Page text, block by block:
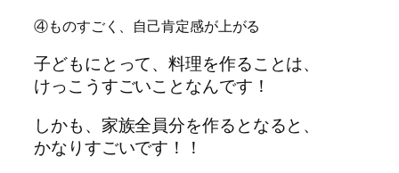
④ものすごく、自己肯定感が上がる
子どもにとって、料理を作ることは、
けっこうすごいことなんです！
しかも、家族全員分を作るとなると、
かなりすごいです！！